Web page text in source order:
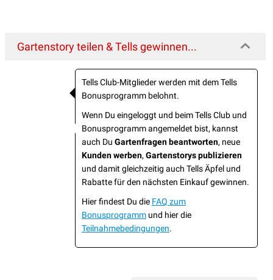
Gartenstory teilen & Tells gewinnen...
Tells Club-Mitglieder werden mit dem Tells
Bonusprogramm belohnt.
Wenn Du eingeloggt und beim Tells Club und
Bonusprogramm angemeldet bist, kannst
auch Du Gartenfragen beantworten, neue
Kunden werben, Gartenstorys publizieren
und damit gleichzeitig auch Tells Äpfel und
Rabatte für den nächsten Einkauf gewinnen.
Hier findest Du die FAQ zum
Bonusprogramm und hier die
Teilnahmebedingungen.